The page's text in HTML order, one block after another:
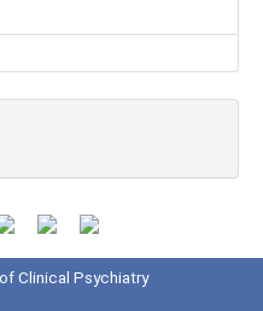
Clinical Psychiatry